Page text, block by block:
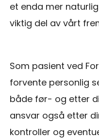
et enda mer
viktig del av vårt
Som pasient ved
forvente personlig
både før- og etter
ansvar også etter
kontroller og